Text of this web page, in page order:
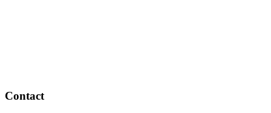
Contact